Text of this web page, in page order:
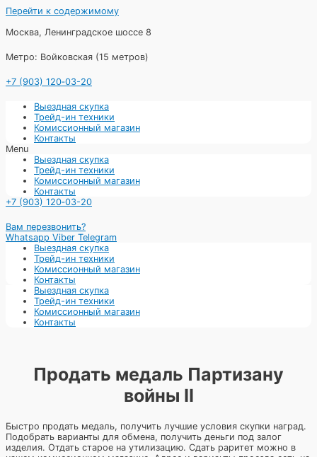
Перейти к содержимому
Москва, Ленинградское шоссе 8
Метро: Войковская (15 метров)
+7 (903) 120‑03-20
Выездная скупка
Трейд-ин техники
Комиссионный магазин
Контакты
Menu
Выездная скупка
Трейд-ин техники
Комиссионный магазин
Контакты
+7 (903) 120‑03-20
Вам перезвонить?
Whatsapp Viber Telegram
Выездная скупка
Трейд-ин техники
Комиссионный магазин
Контакты
Выездная скупка
Трейд-ин техники
Комиссионный магазин
Контакты
Продать медаль Партизану
войны II
Быстро продать медаль, получить лучшие условия скупки наград.
Подобрать варианты для обмена, получить деньги под залог
изделия. Отдать старое на утилизацию. Сдать раритет можно в